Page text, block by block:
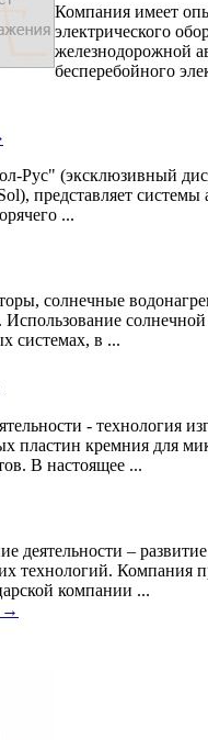
Компания имеет
электрического
железнодорожной
бесперебойного
Рус" (эксклюзивный
представляет системы
...
солнечные
системах, в ...
- технология
пластин кремния для
В настоящее ...
деятельности –
технологий. Компания
компании ...
→